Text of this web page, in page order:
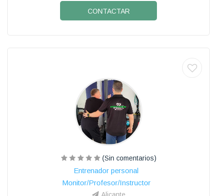
CONTACTAR
(Sin comentarios)
Entrenador personal
Monitor/Profesor/Instructor
Alicante